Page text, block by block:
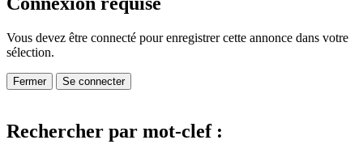
Vous devez être connecté pour enregistrer cette annonce dans votre
sélection.
Fermer Se connecter
Rechercher par mot-clef :